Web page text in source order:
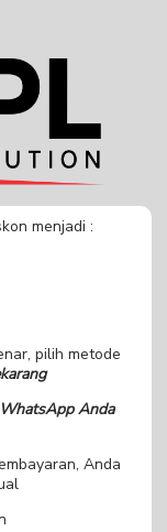
menjadi :
pilih metode
Anda
Anda